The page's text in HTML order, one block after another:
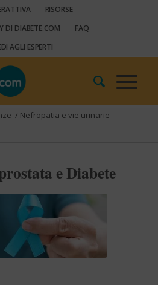
RISORSE
DI DIABETE.COM
FAQ
AGLI ESPERTI
/ Nefropatia e vie urinarie
e Diabete